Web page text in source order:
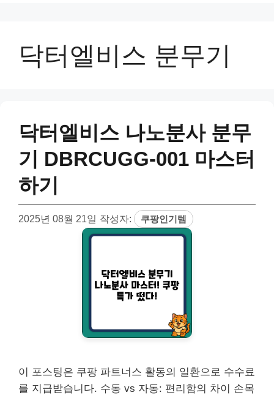
닥터엘비스 분무기
닥터엘비스 나노분사 분무
기 DBRCUGG-001 마스터
하기
2025년 08월 21일 작성자: 쿠팡인기템
이 포스팅은 쿠팡 파트너스 활동의 일환으로 수수료
를 지급받습니다. 수동 vs 자동: 편리함의 차이 손목